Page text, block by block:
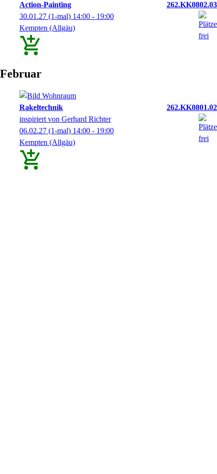
Action-Painting
262.KK0802.03
30.01.27 (1-mal) 14:00 - 19:00
Kempten (Allgäu)
Februar
Rakeltechnik
262.KK0801.02
inspiriert von Gerhard Richter
06.02.27 (1-mal) 14:00 - 19:00
Kempten (Allgäu)